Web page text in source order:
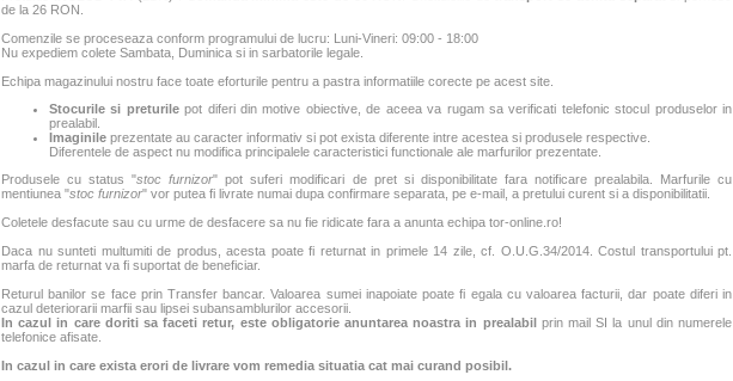
de la 26 RON.
Comenzile se proceseaza conform programului de lucru: Luni-Vineri: 09:00 - 18:00
Nu expediem colete Sambata, Duminica si in sarbatorile legale.
Echipa magazinului nostru face toate eforturile pentru a pastra informatiile corecte pe acest site.
Stocurile si preturilepot diferi din motive obiective, de aceea va rugam sa verificati telefonic stocul produselor in
prealabil.
Imaginile prezentate au caracter informativ si pot exista diferente intre acestea si produsele respective.
Diferentele de aspect nu modifica principalele caracteristici functionale ale marfurilor prezentate.
Produsele cu status "stoc furnizor" pot suferi modificari de pret si disponibilitate fara notificare prealabila. Marfurile cu
mentiunea "stoc furnizor" vor putea fi livrate numai dupa confirmare separata, pe e-mail, a pretului curent si a disponibilitatii.
Coletele desfacute sau cu urme de desfacere sa nu fie ridicate fara a anunta echipa tor-online.ro!
Daca nu sunteti multumiti de produs, acesta poate fi returnat in primele 14 zile, cf. O.U.G.34/2014. Costul transportului pt.
marfa de returnat va fi suportat de beneficiar.
Returul banilor se face prin Transfer bancar. Valoarea sumei inapoiate poate fi egala cu valoarea facturii, dar poate diferi in
cazul deteriorarii marfii sau lipsei subansamblurilor accesorii.
In cazul in care doriti sa faceti retur, este obligatorie anuntarea noastra in prealabil prin mail SI la unul din numerele
telefonice afisate.
In cazul in care exista erori de livrare vom remedia situatia cat mai curand posibil.